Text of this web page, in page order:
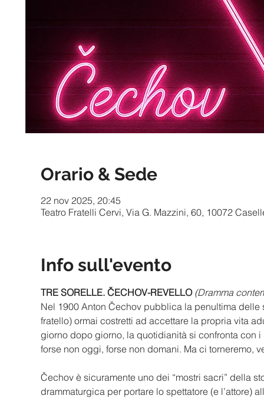
Orario & Sede
22 nov 2025, 20:45
Teatro Fratelli Cervi, Via G. Mazzini, 60, 10072
Info sull'evento
TRE SORELLE. ČECHOV-REVELLO (Dramma
Nel 1900 Anton Čechov pubblica la penultima
fratello) ormai costretti ad accettare la propria vita
giorno dopo giorno, la quotidianità si confronta
forse non oggi, forse non domani. Ma ci torneremo,
Čechov è sicuramente uno dei “mostri sacri” della
drammaturgica per portare lo spettatore (e l’attore)